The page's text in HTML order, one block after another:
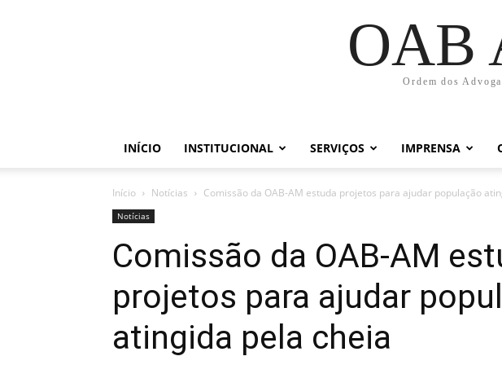
OAB
Ordem dos
INÍCIO INSTITUCIONAL SERVIÇOS IMPRENSA
Início Notícias Comissão da OAB-AM estuda projetos para ajudar população
Notícias
Comissão da OAB-AM
projetos para ajudar
atingida pela cheia